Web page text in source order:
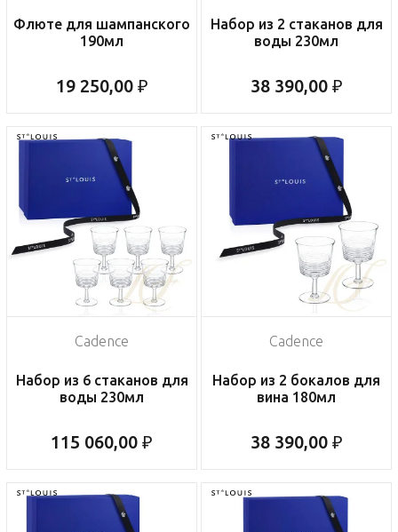
Флюте для шампанского
190мл
19 250,00 ₽
Набор из 2 стаканов для
воды 230мл
38 390,00 ₽
Cadence
Набор из 6 стаканов для
воды 230мл
115 060,00 ₽
Cadence
Набор из 2 бокалов для
вина 180мл
38 390,00 ₽